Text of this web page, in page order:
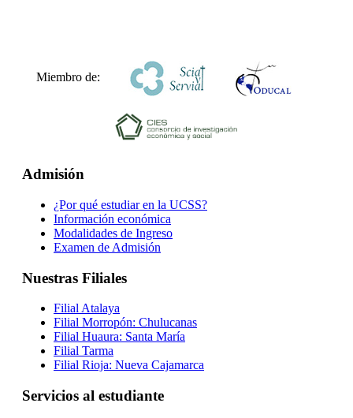
Miembro de:
Admisión
¿Por qué estudiar en la UCSS?
Información económica
Modalidades de Ingreso
Examen de Admisión
Nuestras Filiales
Filial Atalaya
Filial Morropón: Chulucanas
Filial Huaura: Santa María
Filial Tarma
Filial Rioja: Nueva Cajamarca
Servicios al estudiante